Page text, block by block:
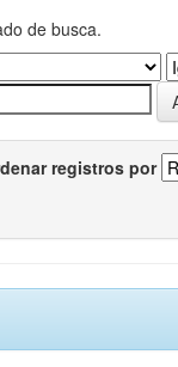
de busca.
registros por